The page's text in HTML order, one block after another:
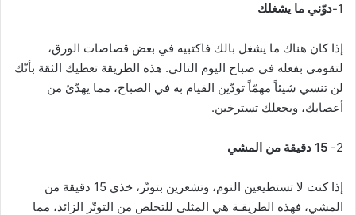
1- دوّني ما يشغلك
إذا كان هناك ما يشغل بالك فاكتبيه في بعض قصاصات الورق،
لتقومي بفعله في صباح اليوم التالي. هذه الطريقة تعطيك الثقة بأنّك
لن تنسي شيئاً مهمّاً تودّين القيام به في الصباح، مما يهدّئ من
أعصابك، ويجعلك تسترخين.
2- 15 دقيقة من المشي
إذا كنت لا تستطيعين النوم، وتشعرين بتوتّر، خذي 15 دقيقة من
المشي، فهذه الطريقـة هي المثلى للتخلص من التوتّر الزائد، مما